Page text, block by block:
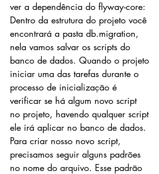
ver a dependência do flyway-core:
Dentro da estrutura do projeto você
encontrará a pasta db.migration,
nela vamos salvar os scripts do
banco de dados. Quando o projeto
iniciar uma das tarefas durante o
processo de inicialização é
verificar se há algum novo script
no projeto, havendo qualquer script
ele irá aplicar no banco de dados.
Para criar nosso novo script,
precisamos seguir alguns padrões
no nome do arquivo. Esse padrão